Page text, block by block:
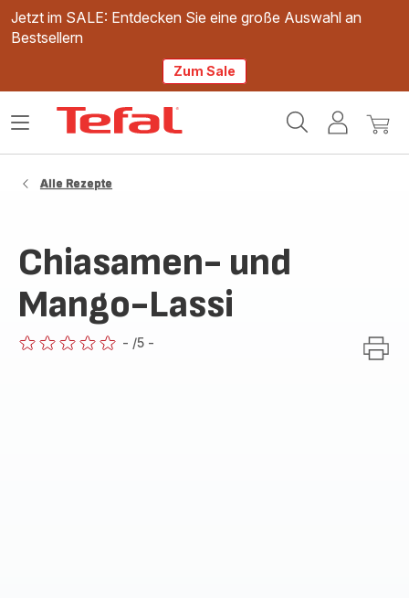
Jetzt im SALE: Entdecken Sie eine große Auswahl an
Bestsellern
Zum Sale
Mein
Mein
Das
Alle Rezepte
Chiasamen- und
Mango-Lassi
- /5 -